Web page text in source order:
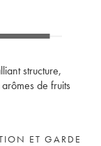
structure,
de fruits
ET GARDE